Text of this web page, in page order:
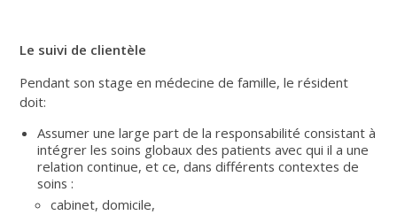
Le suivi de clientèle
Pendant son stage en médecine de famille, le résident
doit:
Assumer une large part de la responsabilité consistant à
intégrer les soins globaux des patients avec qui il a une
relation continue, et ce, dans différents contextes de
soins :
cabinet, domicile,